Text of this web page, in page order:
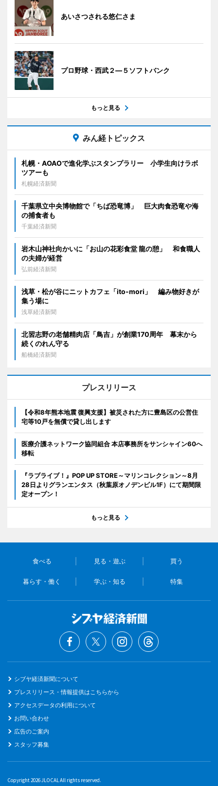
あいさつされる悠仁さま
プロ野球・西武２―５ソフトバンク
もっと見る
みん経トピックス
札幌・AOAOで進化学ぶスタンプラリー 小学生向けラボ
ツアーも
札幌経済新聞
千葉県立中央博物館で「ちば恐竜博」 巨大肉食恐竜や海
の捕食者も
千葉経済新聞
岩木山神社向かいに「お山の花彩食堂 龍の憩」 和食職人
の夫婦が経営
弘前経済新聞
浅草・松が谷にニットカフェ「ito-mori」 編み物好きが
集う場に
浅草経済新聞
北習志野の老舗精肉店「鳥吉」が創業170周年 幕末から
続くのれん守る
船橋経済新聞
プレスリリース
【令和8年熊本地震 復興支援】被災された方に豊島区の公営住
宅等10戸を無償で貸し出します
医療介護ネットワーク協同組合 本店事務所をサンシャイン60へ
移転
『ラブライブ！』POP UP STORE～マリンコレクション～8月
28日よりグランエンタス（秋葉原オノデンビル1F）にて期間限
定オープン！
もっと見る
食べる 見る・遊ぶ 買う
暮らす・働く 学ぶ・知る 特集
シブヤ経済新聞について
プレスリリース・情報提供はこちらから
アクセスデータの利用について
お問い合わせ
広告のご案内
スタッフ募集
Copyright 2026 JLOCAL All rights reserved.